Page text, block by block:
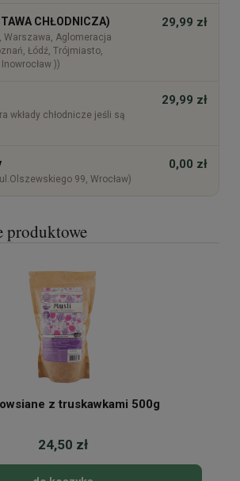
CHŁODNICZA)
Warszawa, Aglomeracja
Łódź, Trójmiasto,
))
29,99 zł
wkłady chłodnicze jeśli są
29,99 zł
99, Wrocław)
0,00 zł
produktowe
z truskawkami 500g
24,50 zł